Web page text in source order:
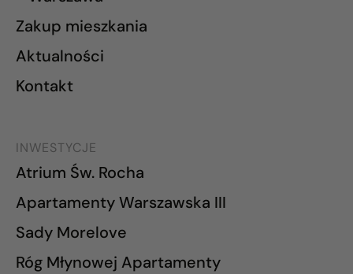
Zakup mieszkania
Aktualności
Kontakt
INWESTYCJE
Atrium Św. Rocha
Apartamenty Warszawska III
Sady Morelove
Róg Młynowej Apartamenty